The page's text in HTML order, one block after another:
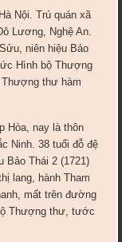
Nội. Trú quán xã
Lương, Nghệ An.
niên hiệu Bảo
Hình bộ Thượng
thư hàm
Hòa, nay là thôn
Ninh. 38 tuổi đỗ đệ
Bảo Thái 2 (1721)
lang, hành Tham
mất trên đường
Thượng thư, tước